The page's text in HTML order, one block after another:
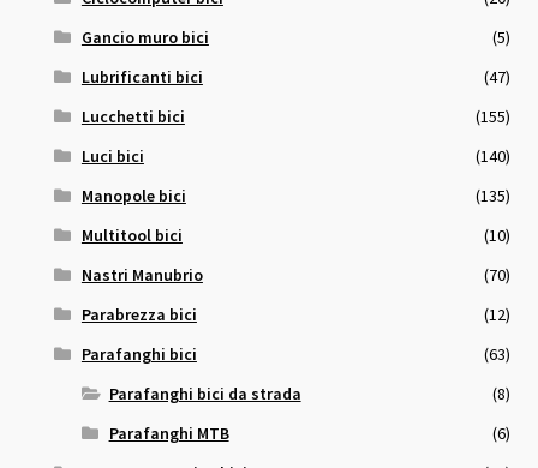
Gancio muro bici
(5)
Lubrificanti bici
(47)
Lucchetti bici
(155)
Luci bici
(140)
Manopole bici
(135)
Multitool bici
(10)
Nastri Manubrio
(70)
Parabrezza bici
(12)
Parafanghi bici
(63)
Parafanghi bici da strada
(8)
Parafanghi MTB
(6)